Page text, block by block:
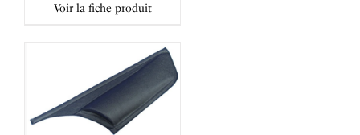
Voir la fiche produit